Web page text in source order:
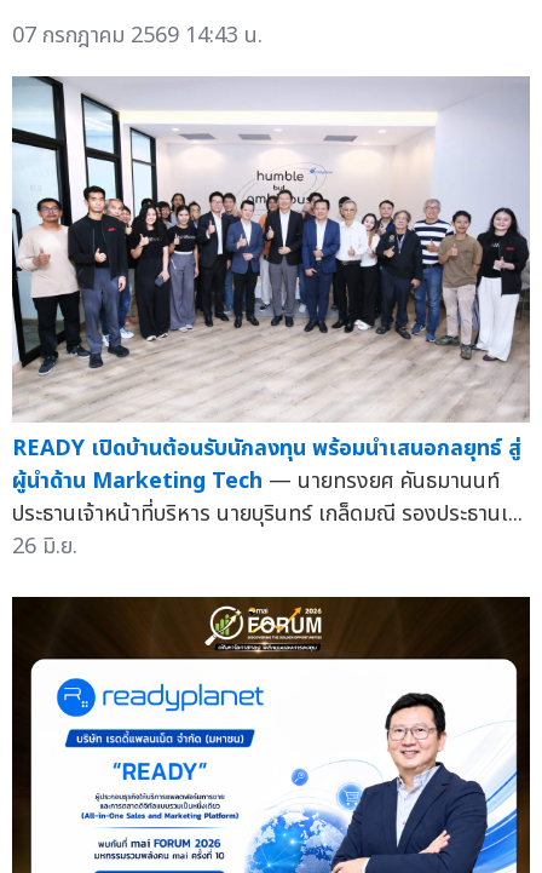
07 กรกฎาคม 2569 14:43 น.
READY เปิดบ้านต้อนรับนักลงทุน พร้อมนำเสนอกลยุทธ์ สู่
ผู้นำด้าน Marketing Tech — นายทรงยศ คันธมานนท์
ประธานเจ้าหน้าที่บริหาร นายบุรินทร์ เกล็ดมณี รองประธานเ...
26 มิ.ย.